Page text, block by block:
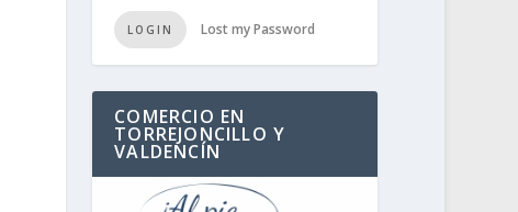
LOGIN Lost my Password
COMERCIO EN
TORREJONCILLO Y
VALDENCÍN